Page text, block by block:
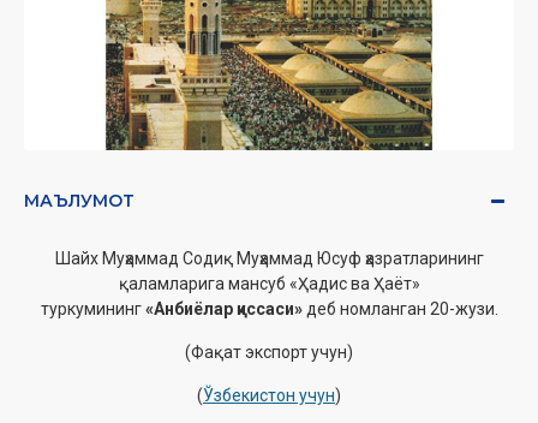
МАЪЛУМОТ
Шайх Муҳаммад Содиқ Муҳаммад Юсуф ҳазратларининг
қаламларига мансуб «Ҳадис ва Ҳаёт»
туркумининг«Анбиёлар қиссаси»деб номланган 20-жузи.
(Фақат экспорт учун)
(Ўзбекистон учун)